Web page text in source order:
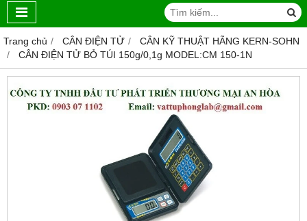
Trang chủ CÂN ĐIỆN TỬ
CÂN KỸ THUẬT HÃNG KERN-SOHN
CÂN ĐIỆN TỬ BỎ TÚI 150g/0,1g MODEL:CM 150-1N